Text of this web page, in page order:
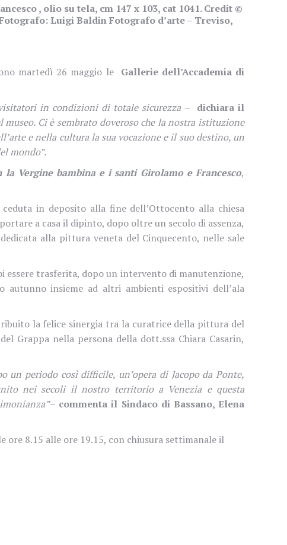
, olio su tela, cm 147 x 103, cat 1041. Credit ©
Luigi Baldin Fotografo d’arte – Treviso,
martedì 26 maggio le Gallerie dell’Accademia di
in condizioni di totale sicurezza – dichiara il
Ci è sembrato doveroso che la nostra istituzione
e nella cultura la sua vocazione e il suo destino, un
mondo”.
la Vergine bambina e i santi Girolamo e Francesco,
in deposito alla fine dell’Ottocento alla chiesa
a casa il dipinto, dopo oltre un secolo di assenza,
alla pittura veneta del Cinquecento, nelle sale
essere trasferita, dopo un intervento di manutenzione,
autunno insieme ad altri ambienti espositivi dell’ala
la felice sinergia tra la curatrice della pittura del
Grappa nella persona della dott.ssa Chiara Casarin,
un periodo così difficile, un’opera di Jacopo da Ponte,
nei secoli il nostro territorio a Venezia e questa
– commenta il Sindaco di Bassano, Elena
8.15 alle ore 19.15, con chiusura settimanale il